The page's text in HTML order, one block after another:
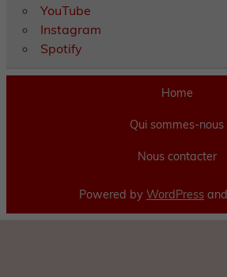
YouTube
Instagram
Spotify
Home
Qui sommes-nous
Nous contacter
Powered by WordPress and